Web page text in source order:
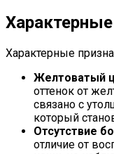
Характерные
Желтоватый
оттенок от
связано с
который
Отсутствие
отличие от